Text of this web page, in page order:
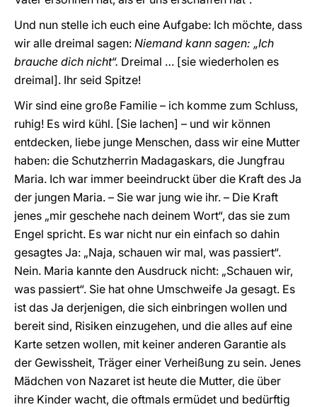
Und nun stelle ich euch eine Aufgabe: Ich möchte, dass
wir alle dreimal sagen: Niemand kann sagen: „Ich
brauche dich nicht“. Dreimal … [sie wiederholen es
dreimal]. Ihr seid Spitze!
Wir sind eine große Familie – ich komme zum Schluss,
ruhig! Es wird kühl. [Sie lachen] – und wir können
entdecken, liebe junge Menschen, dass wir eine Mutter
haben: die Schutzherrin Madagaskars, die Jungfrau
Maria. Ich war immer beeindruckt über die Kraft des Ja
der jungen Maria. – Sie war jung wie ihr. – Die Kraft
jenes „mir geschehe nach deinem Wort“, das sie zum
Engel spricht. Es war nicht nur ein einfach so dahin
gesagtes Ja: „Naja, schauen wir mal, was passiert“.
Nein. Maria kannte den Ausdruck nicht: „Schauen wir,
was passiert“. Sie hat ohne Umschweife Ja gesagt. Es
ist das Ja derjenigen, die sich einbringen wollen und
bereit sind, Risiken einzugehen, und die alles auf eine
Karte setzen wollen, mit keiner anderen Garantie als
der Gewissheit, Träger einer Verheißung zu sein. Jenes
Mädchen von Nazaret ist heute die Mutter, die über
ihre Kinder wacht, die oftmals ermüdet und bedürftig